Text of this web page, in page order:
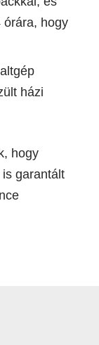
órára, hogy
házi
hogy
garantált